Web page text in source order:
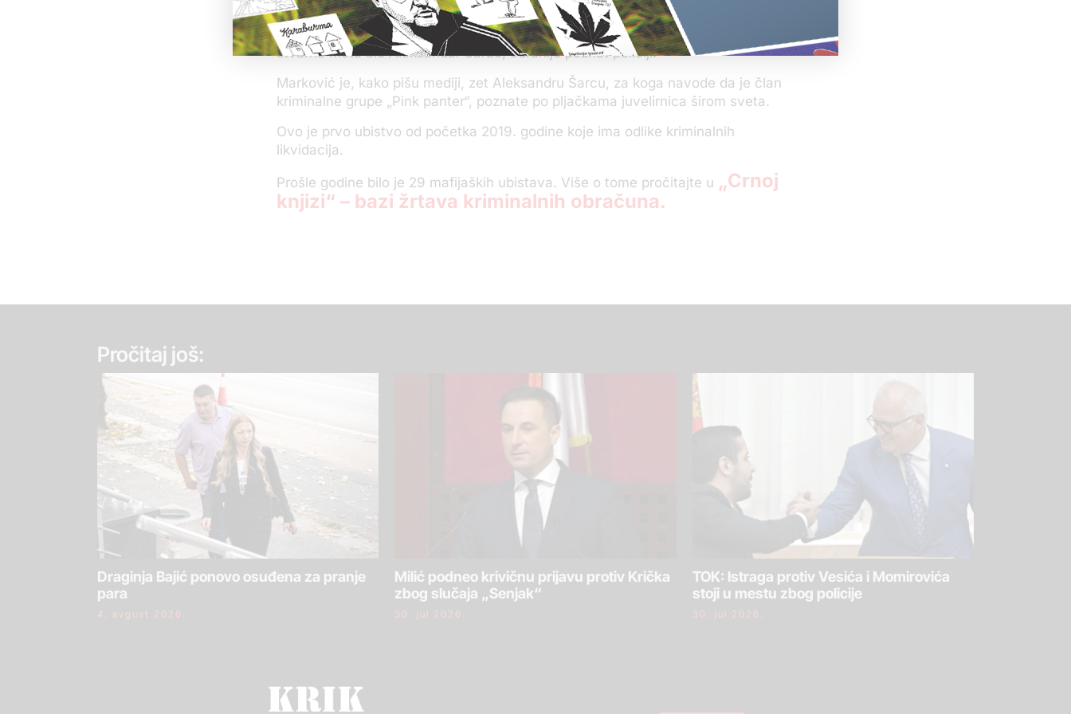
Kako navodi N1, u avgustu prošle godine u Markovićevom komšiluku je bačena
bomba i to u dvorište košarkaša Vuleta Avdalovića. Istraga je ukazivala da je
stvarna meta bio Aleksandar Šarac, odranije poznat policiji.
Marković je, kako pišu mediji, zet Aleksandru Šarcu, za koga navode da je član
kriminalne grupe „Pink panter“, poznate po pljačkama juvelirnica širom sveta.
Ovo je prvo ubistvo od početka 2019. godine koje ima odlike kriminalnih
likvidacija.
Prošle godine bilo je 29 mafijaških ubistava. Više o tome pročitajte u „Crnoj
knjizi“ – bazi žrtava kriminalnih obračuna.
Pročitaj još:
Draginja Bajić ponovo osuđena za pranje
para
4. avgust 2026.
Milić podneo krivičnu prijavu protiv Krička
zbog slučaja „Senjak“
30. jul 2026.
TOK: Istraga protiv Vesića i Momirovića
stoji u mestu zbog policije
30. jul 2026.